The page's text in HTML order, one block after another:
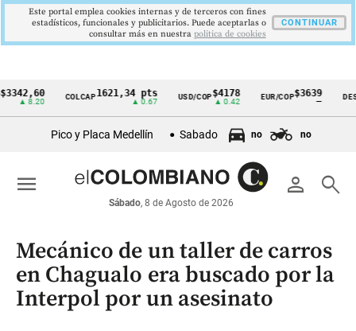
Cintillo
económicos
Colombia
COLCAP1621,34 pts USD/COP$4178
▲ 0.42
EUR/COP$3639
—
Pico y Placa Medellín Sabado no no
person search
Sábado, 8 de Agosto de 2026
menu
Mecánico de un taller de carros
en Chagualo era buscado por la
Interpol por un asesinato
Este portal emplea cookies internas y de terceros con fines
estadísticos, funcionales y publicitarios. Puede aceptarlas o
consultar más en nuestra politica de cookies
CONTINUAR